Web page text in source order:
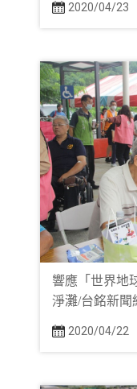
2020/04/23
響應「世界地
淨灘/台銘新聞
2020/04/22